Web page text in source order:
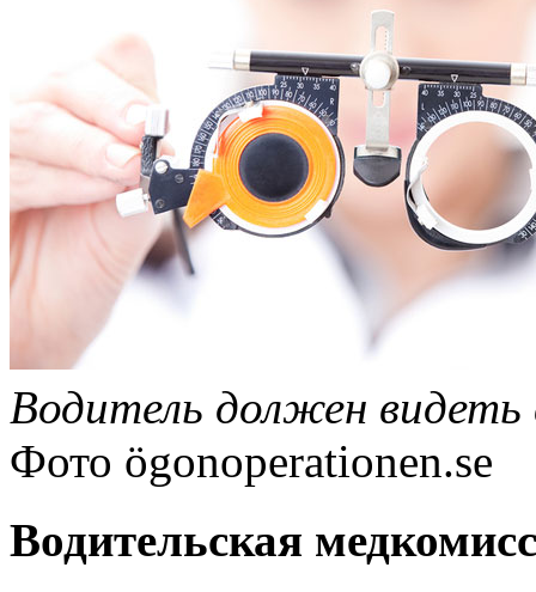
Водитель должен видеть
Фото ögonoperationen.se
Водительская